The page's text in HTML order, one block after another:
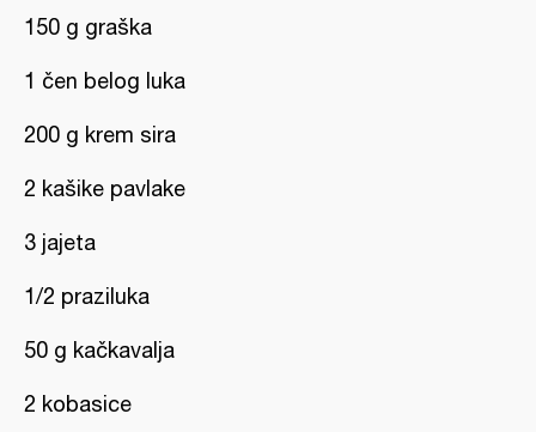
150 g graška
1 čen belog luka
200 g krem sira
2 kašike pavlake
3 jajeta
1/2 praziluka
50 g kačkavalja
2 kobasice